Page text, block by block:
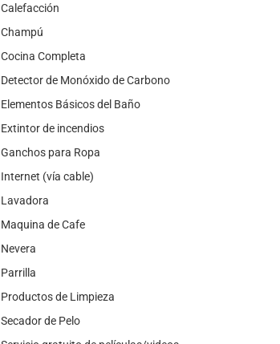
Calefacción
Champú
Cocina Completa
Detector de Monóxido de Carbono
Elementos Básicos del Baño
Extintor de incendios
Ganchos para Ropa
Internet (vía cable)
Lavadora
Maquina de Cafe
Nevera
Parrilla
Productos de Limpieza
Secador de Pelo